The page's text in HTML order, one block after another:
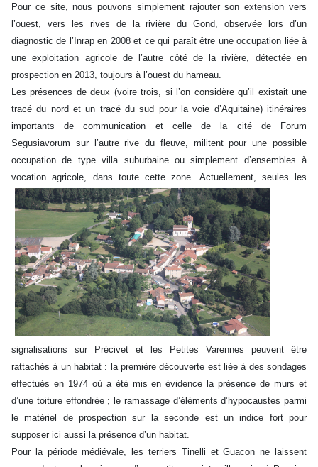
Pour ce site, nous pouvons simplement rajouter son extension vers
l’ouest, vers les rives de la rivière du Gond, observée lors d’un
diagnostic de l’Inrap en 2008 et ce qui paraît être une occupation liée à
une exploitation agricole de l’autre côté de la rivière, détectée en
prospection en 2013, toujours à l’ouest du hameau.
Les présences de deux (voire trois, si l’on considère qu’il existait une
tracé du nord et un tracé du sud pour la voie d’Aquitaine) itinéraires
importants de communication et celle de la cité de Forum
Segusiavorum sur l’autre rive du fleuve, militent pour une possible
occupation de type villa suburbaine ou simplement d’ensembles à
vocation agricole, dans toute cette zone. Actuellement, seules les
signalisations sur Précivet et les Petites Varennes peuvent être
rattachés à un habitat : la première découverte est liée à des sondages
effectués en 1974 où a été mis en évidence la présence de murs et
d’une toiture effondrée ; le ramassage d’éléments d’hypocaustes parmi
le matériel de prospection sur la seconde est un indice fort pour
supposer ici aussi la présence d’un habitat.
Pour la période médiévale, les terriers Tinelli et Guacon ne laissent